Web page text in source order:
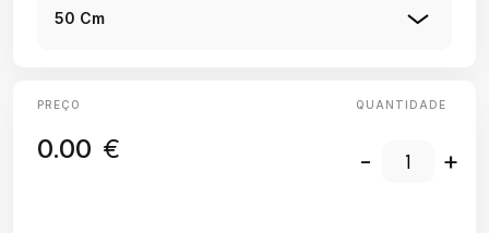
50 Cm
PREÇO
0.00 €
QUANTIDADE
- +